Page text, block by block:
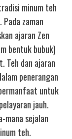
minum teh
zaman
ajaran Zen
bentuk bubuk)
Teh dan ajaran
penerangan
untuk
jauh.
mana sejalan
teh.